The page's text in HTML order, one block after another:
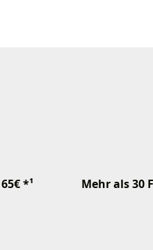
*¹ Mehr als 30